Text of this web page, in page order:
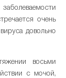
очень
довольно
восьми
с мочой,